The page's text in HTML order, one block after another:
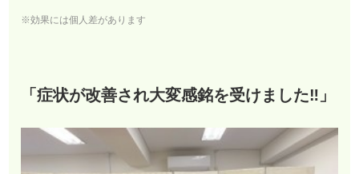
※効果には個人差があります
「症状が改善され大変感銘を受けました‼︎」